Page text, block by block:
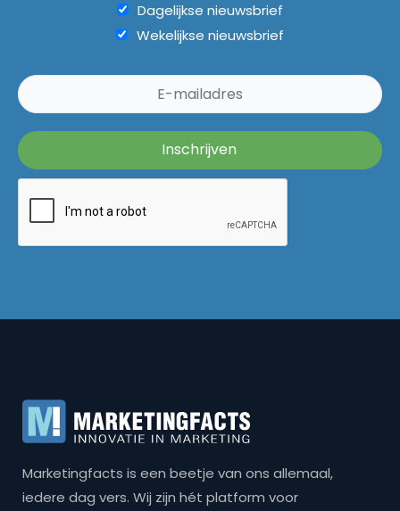
Dagelijkse nieuwsbrief
Wekelijkse nieuwsbrief
Marketingfacts is een beetje van ons allemaal,
iedere dag vers. Wij zijn hét platform voor